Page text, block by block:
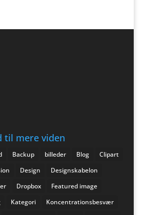
til mere viden
Backup billeder Blog
Clipart
Design
Designskabelon
Dropbox
Featured image
Kategori
Koncentrationsbesvær